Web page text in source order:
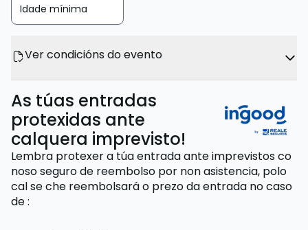
Idade mínima
Ver condicións do evento
As túas entradas
protexidas ante
calquera imprevisto!
Lembra protexer a túa entrada ante imprevistos co
noso seguro de reembolso por non asistencia, polo
cal se che reembolsará o prezo da entrada no caso
de: